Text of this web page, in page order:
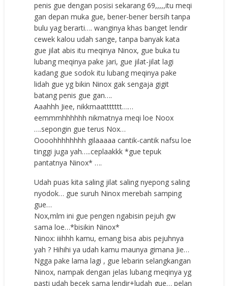
penis gue dengan posisi sekarang 69,,,,,itu meqi
gan depan muka gue, bener-bener bersih tanpa
bulu yag berarti…. wanginya khas banget lendir
cewek kalou udah sange, tanpa banyak kata
gue jilat abis itu meqinya Ninox, gue buka tu
lubang meqinya pake jari, gue jilat-jilat lagi
kadang gue sodok itu lubang meqinya pake
lidah gue yg bikin Ninox gak sengaja gigit
batang penis gue gan….
Aaahhh Jiee, nikkmaattttttt……
eemmmhhhhhh nikmatnya meqi loe Noox
….sepongin gue terus Nox…
Oooohhhhhhhh gilaaaaa cantik-cantik nafsu loe
tinggi juga yah…..ceplaakkk *gue tepuk
pantatnya Ninox* ….
Udah puas kita saling jilat saling nyepong saling
nyodok… gue suruh Ninox merebah samping
gue…
Nox,mlm ini gue pengen ngabisin pejuh gw
sama loe…*bisikin Ninox*
Ninox: iiihhh kamu, emang bisa abis pejuhnya
yah ? Hihihi ya udah kamu maunya gimana Jie…
Ngga pake lama lagi , gue lebarin selangkangan
Ninox, nampak dengan jelas lubang meqinya yg
pasti udah becek sama lendir+ludah gue… pelan